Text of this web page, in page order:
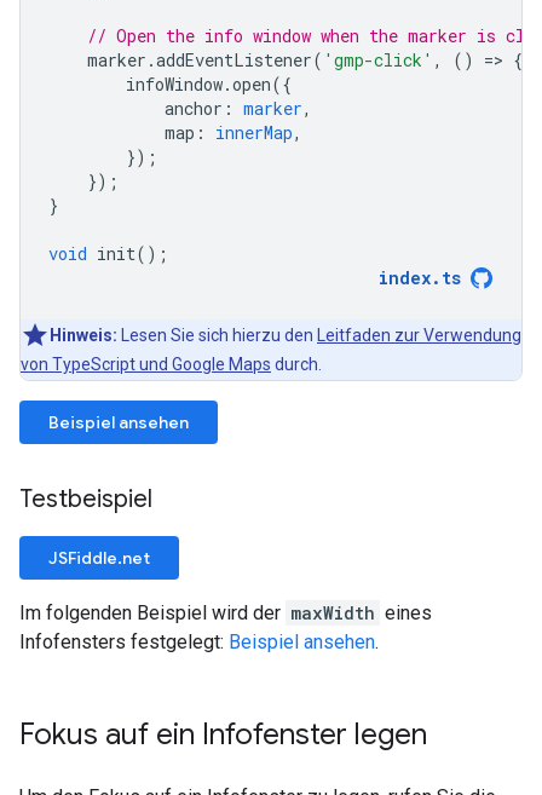
// Open the info window when the marker is
marker .addEventListener( 'gmp-click' , () => {
infoWindow.open({
anchor : marker,
map : innerMap,
});
});
}
void init();
index. ts
Hinweis: Lesen Sie sich hierzu den
Leitfaden zur Verwendung
von TypeScript und Google Maps durch.
Beispiel ansehen
Testbeispiel
JSFiddle.net
Im folgenden Beispiel wird der maxWidth eines
Infofensters festgelegt: Beispiel ansehen.
Fokus auf ein Infofenster legen